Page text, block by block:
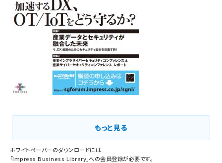
もっと見る
ホワイトペーパーのダウンロードには
「Impress Business Library」への会員登録が必要です。